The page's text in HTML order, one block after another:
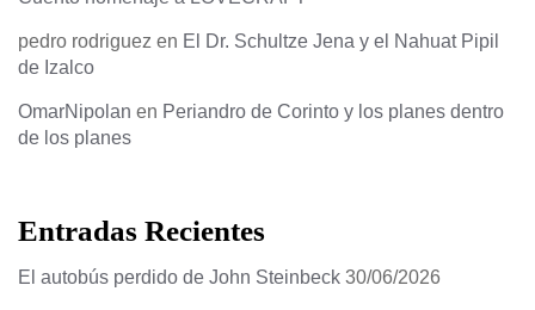
pedro rodriguez en El Dr. Schultze Jena y el Nahuat Pipil
de Izalco
OmarNipolan en Periandro de Corinto y los planes dentro
de los planes
Entradas Recientes
El autobús perdido de John Steinbeck 30/06/2026